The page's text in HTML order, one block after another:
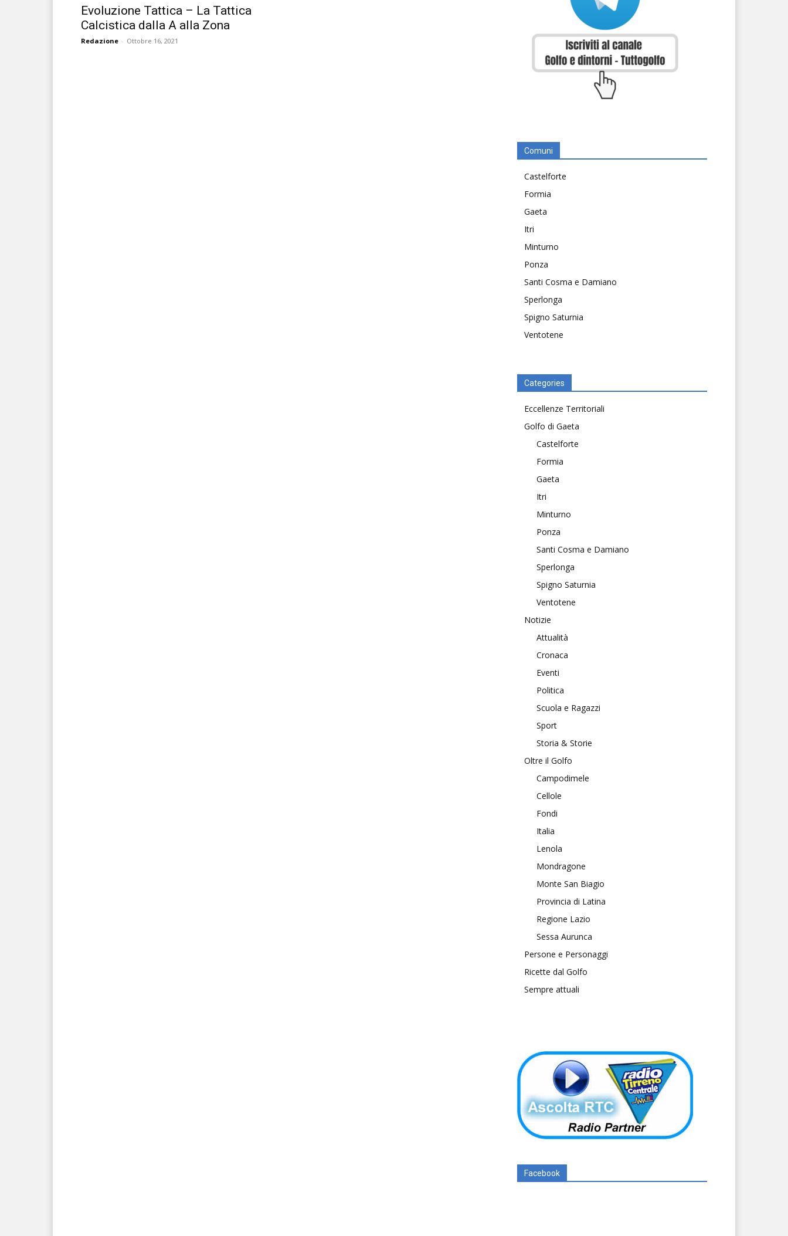
Evoluzione Tattica – La Tattica
Calcistica dalla A alla Zona
Redazione - Ottobre 16, 2021
Comuni
Castelforte
Formia
Gaeta
Itri
Minturno
Ponza
Santi Cosma e Damiano
Sperlonga
Spigno Saturnia
Ventotene
Categories
Eccellenze Territoriali
Golfo di Gaeta
Castelforte
Formia
Gaeta
Itri
Minturno
Ponza
Santi Cosma e Damiano
Sperlonga
Spigno Saturnia
Ventotene
Notizie
Attualità
Cronaca
Eventi
Politica
Scuola e Ragazzi
Sport
Storia & Storie
Oltre il Golfo
Campodimele
Cellole
Fondi
Italia
Lenola
Mondragone
Monte San Biagio
Provincia di Latina
Regione Lazio
Sessa Aurunca
Persone e Personaggi
Ricette dal Golfo
Sempre attuali
Facebook